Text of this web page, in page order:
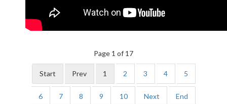
Page 1 of 17
Start Prev 1 2 3 4 5
6 7 8 9 10 Next End